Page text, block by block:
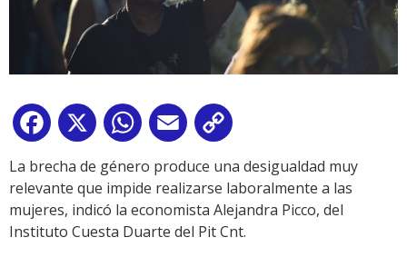
Facebook
X WhatsApp
Email
Link
La brecha de género produce una desigualdad muy
relevante que impide realizarse laboralmente a las
mujeres, indicó la economista Alejandra Picco, del
Instituto Cuesta Duarte del Pit Cnt.